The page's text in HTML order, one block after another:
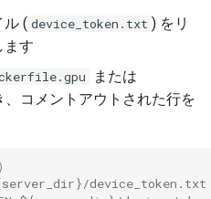
ル ( device_token.txt ) をリ
ます
または
、コメントアウトされた行を
device_token.txt